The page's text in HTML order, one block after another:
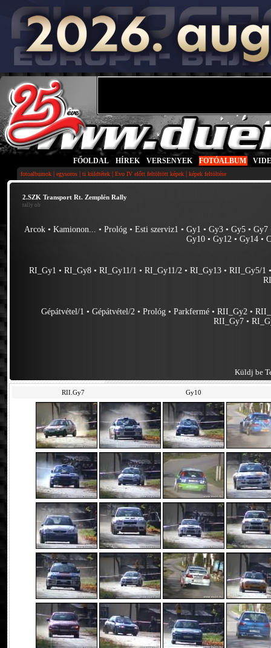
FŐOLDAL HÍREK VERSENYEK FOTÓALBUM
fotoalbumok | egysoros | ti küldtétek | Evo IV előtt feltöltött képek | képek feltöltése
2.SZK Transport Rt. Zemplén Rally
rally ob
Arcok •Kamionon... •Prológ •Esti szerviz1 •Gy1 •Gy3 •Gy5 •Gy7
Gy10 •Gy12 •Gy14 •
RI_Gy1 •RI_Gy8 •RI_Gy11/1 •RI_Gy11/2 •RI_Gy13 •RII_Gy5/1
Gépátvétel/1 •Gépátvétel/2 •Prológ •Parkfermé •RII_Gy2 •
RII_Gy7 •
Küldj be
RII.Gy7 Gy10